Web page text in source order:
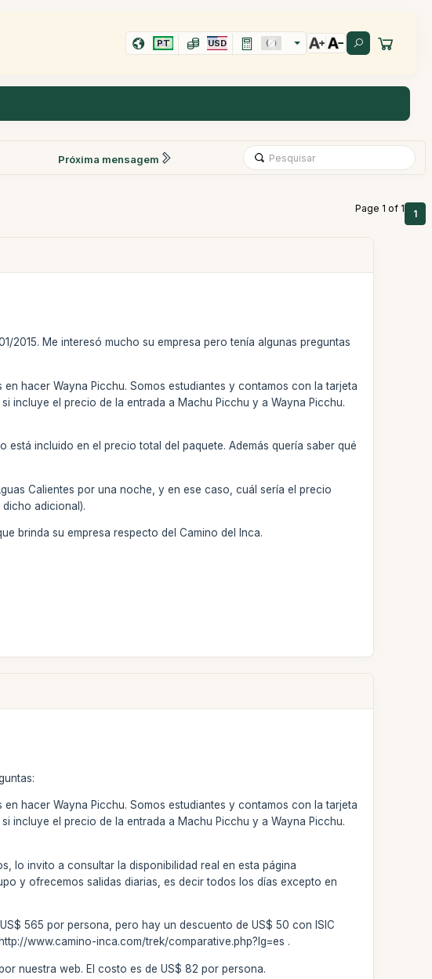
PT USD
Próxima mensagem
Page 1 of 1 1
2015. Me interesó mucho su empresa pero tenía algunas preguntas
hacer Wayna Picchu. Somos estudiantes y contamos con la tarjeta
incluye el precio de la entrada a Machu Picchu y a Wayna Picchu.
incluido en el precio total del paquete. Además quería saber qué
Calientes por una noche, y en ese caso, cuál sería el precio
adicional).
brinda su empresa respecto del Camino del Inca.
hacer Wayna Picchu. Somos estudiantes y contamos con la tarjeta
incluye el precio de la entrada a Machu Picchu y a Wayna Picchu.
lo invito a consultar la disponibilidad real en esta página
y ofrecemos salidas diarias, es decir todos los días excepto en
565 por persona, pero hay un descuento de US$ 50 con ISIC
www.camino-inca.com/trek/comparative.php?lg=es .
nuestra web. El costo es de US$ 82 por persona.